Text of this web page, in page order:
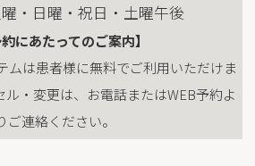
・日曜・祝日・土曜午後
約にあたってのご案内】
ムは患者様に無料でご利用いただけま
ル・変更は、お電話またはWEB予約よ
ご連絡ください。